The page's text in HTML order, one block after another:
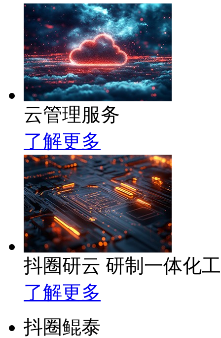
云管理服务
了解更多
抖圈研云 研制一体化
了解更多
抖圈鲲泰